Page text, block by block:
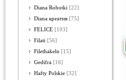
Diana Robotki [22]
Diana креатив [75]
FELICE [103]
Filati [56]
Filethakeln [15]
Gedifra [16]
Hafty Polskie [32]